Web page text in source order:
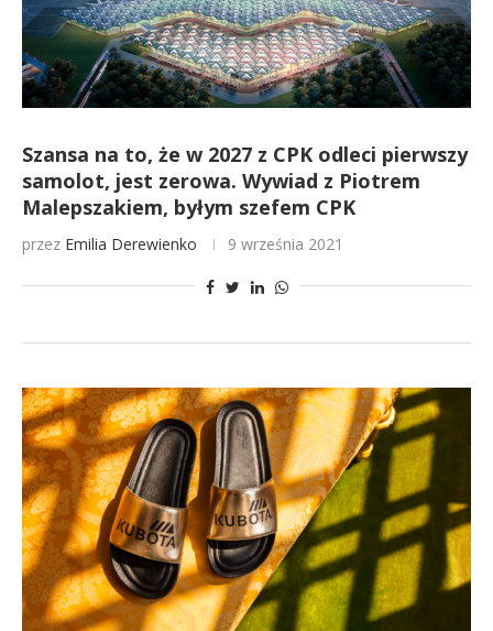
Szansa na to, że w 2027 z CPK odleci pierwszy
samolot, jest zerowa. Wywiad z Piotrem
Malepszakiem, byłym szefem CPK
przez Emilia Derewienko 9 września 2021